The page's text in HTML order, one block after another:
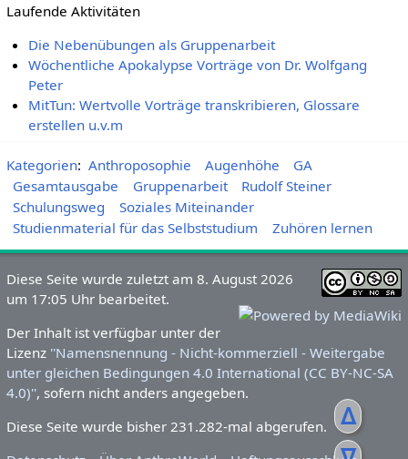
ᐃ
Laufende Aktivitäten
Die Nebenübungen als Gruppenarbeit
Wöchentliche Apokalypse Vorträge von Dr. Wolfgang
Peter
MitTun: Wertvolle Vorträge transkribieren, Glossare
erstellen u.v.m
Kategorien: Anthroposophie Augenhöhe
GA
Gesamtausgabe
Gruppenarbeit
Rudolf Steiner
Schulungsweg
Soziales Miteinander
Studienmaterial für das Selbststudium
Zuhören lernen
Diese Seite wurde zuletzt am 8. August 2026
um 17:05 Uhr bearbeitet.
Der Inhalt ist verfügbar unter der
Lizenz ''Namensnennung - Nicht-kommerziell - Weitergabe
unter gleichen Bedingungen 4.0 International (CC BY-NC-SA
4.0)'', sofern nicht anders angegeben.
Diese Seite wurde bisher 231.282-mal abgerufen.